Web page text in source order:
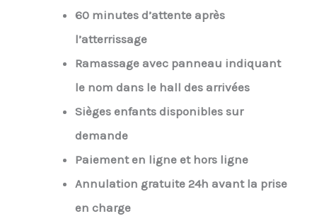
60 minutes d’attente après
l’atterrissage
Ramassage avec panneau indiquant
le nom dans le hall des arrivées
Sièges enfants disponibles sur
demande
Paiement en ligne et hors ligne
Annulation gratuite 24h avant la prise
en charge